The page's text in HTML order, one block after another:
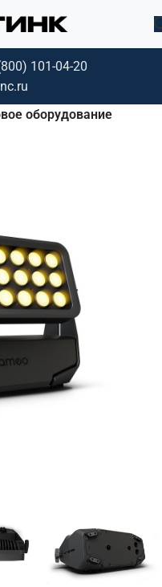
101-04-20
оборудование